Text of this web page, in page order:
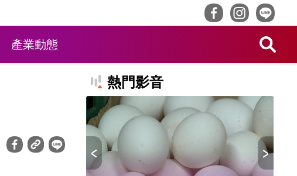
產業動態
熱門影音